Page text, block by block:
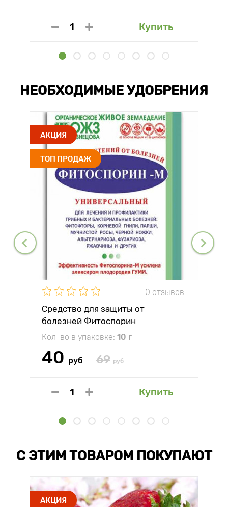
Купить
НЕОБХОДИМЫЕ УДОБРЕНИЯ
АКЦИЯ
ТОП ПРОДАЖ
0 отзывов
Средство для защиты от
болезней Фитоспорин
Кол-во в упаковке: 10 г
40 руб 69 руб
Купить
С ЭТИМ ТОВАРОМ ПОКУПАЮТ
АКЦИЯ